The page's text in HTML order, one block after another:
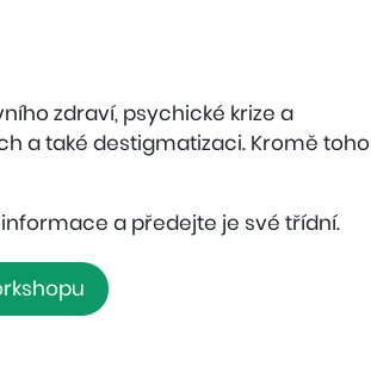
zdraví, psychické krize a
a také destigmatizaci. Kromě toho
a předejte je své třídní.